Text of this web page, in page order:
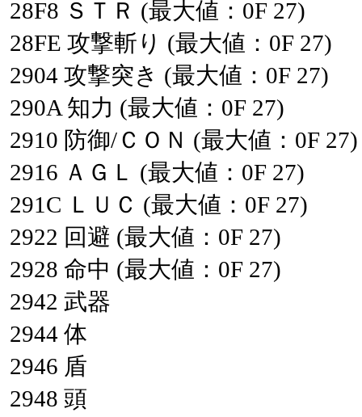
28F8 ＳＴＲ (最大値：0F 27)
28FE 攻撃斬り (最大値：0F 27)
2904 攻撃突き (最大値：0F 27)
290A 知力 (最大値：0F 27)
2910 防御/ＣＯＮ (最大値：0F 27)
2916 ＡＧＬ (最大値：0F 27)
291C ＬＵＣ (最大値：0F 27)
2922 回避 (最大値：0F 27)
2928 命中 (最大値：0F 27)
2942 武器
2944 体
2946 盾
2948 頭